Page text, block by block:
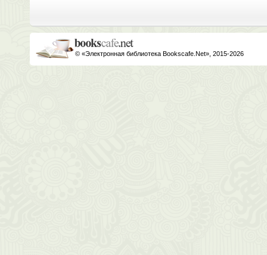
© «Электронная библиотека Bookscafe.Net», 2015-2026